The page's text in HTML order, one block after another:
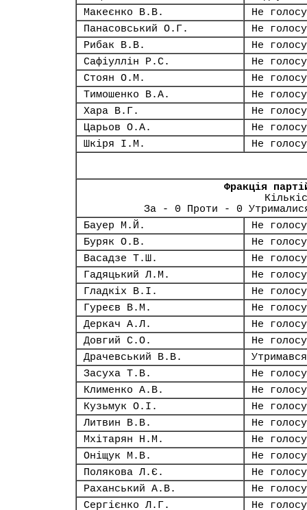
Макеєнко В.В.
Не
Панасовський О.Г.
Не
Рибак В.В.
Не
Сафіуллін Р.С.
Не
Стоян О.М.
Не
Тимошенко В.А.
Не
Хара В.Г.
Не
Царьов О.А.
Не
Шкіря І.М.
Не
Фракція
За - 0 Проти - 0
Бауер М.Й.
Не
Буряк О.В.
Не
Васадзе Т.Ш.
Не
Гадяцький Л.М.
Не
Гладкіх В.І.
Не
Гуреєв В.М.
Не
Деркач А.Л.
Не
Довгий С.О.
Не
Драчевський В.В.
Утримався
Засуха Т.В.
Не
Клименко А.В.
Не
Кузьмук О.І.
Не
Литвин В.В.
Не
Мхітарян Н.М.
Не
Оніщук М.В.
Не
Полякова Л.Є.
Не
Раханський А.В.
Не
Сергієнко Л.Г.
Не